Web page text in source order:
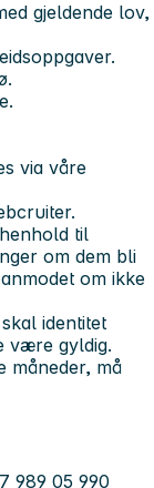
gjeldende lov,
via våre
til
om dem bli
om ikke
identitet
være gyldig.
måneder, må
989 05 990